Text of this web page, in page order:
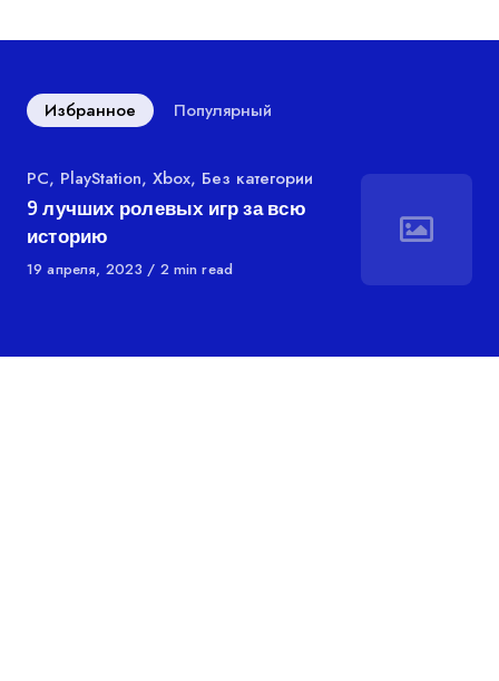
Избранное Популярный
Категория
PC, PlayStation, Xbox, Без категории
9 лучших ролевых игр за всю
историю
Опубликован
19 апреля, 2023 2 min read